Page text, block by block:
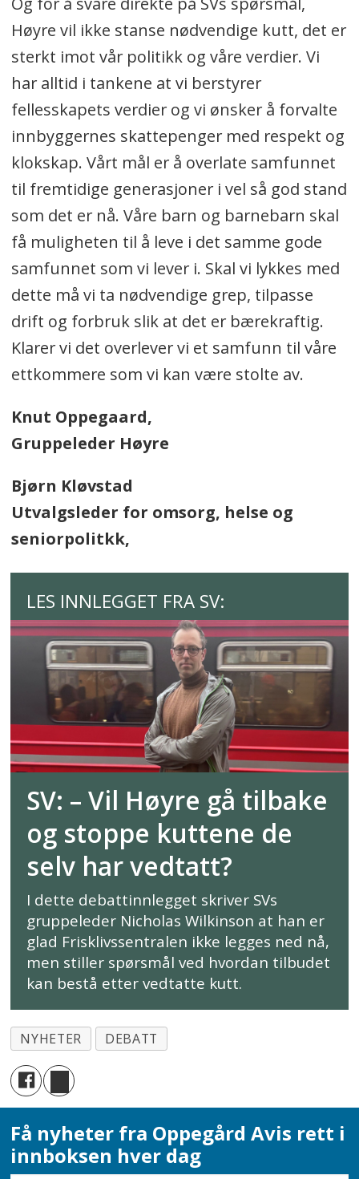
Høyre vil ikke stanse nødvendige kutt, det er
sterkt imot vår politikk og våre verdier. Vi
har alltid i tankene at vi berstyrer
fellesskapets verdier og vi ønsker å forvalte
innbyggernes skattepenger med respekt og
klokskap. Vårt mål er å overlate samfunnet
til fremtidige generasjoner i vel så god stand
som det er nå. Våre barn og barnebarn skal
få muligheten til å leve i det samme gode
samfunnet som vi lever i. Skal vi lykkes med
dette må vi ta nødvendige grep, tilpasse
drift og forbruk slik at det er bærekraftig.
Klarer vi det overlever vi et samfunn til våre
ettkommere som vi kan være stolte av.
Knut Oppegaard,
Gruppeleder Høyre
Bjørn Kløvstad
Utvalgsleder for omsorg, helse og
seniorpolitkk,
LES INNLEGGET FRA SV:
SV: – Vil Høyre gå tilbake
og stoppe kuttene de
selv har vedtatt?
I dette debattinnlegget skriver SVs
gruppeleder Nicholas Wilkinson at han er
glad Frisklivssentralen ikke legges ned nå,
men stiller spørsmål ved hvordan tilbudet
kan bestå etter vedtatte kutt.
NYHETER DEBATT
Få nyheter fra Oppegård Avis rett i
innboksen hver dag